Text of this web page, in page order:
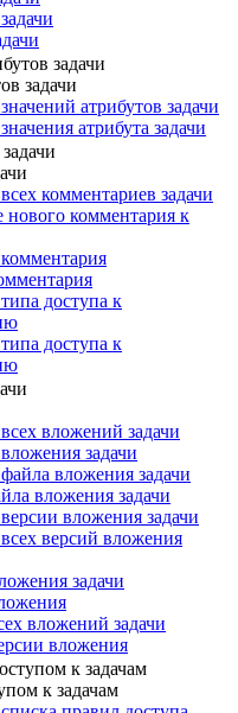
задачи
задачи
атрибутов задачи
атрибута задачи
комментариев задачи
нового комментария к
доступа к
доступа к
вложений задачи
задачи
вложения задачи
вложения задачи
вложения задачи
версий вложения
задачи
вложений задачи
вложения
к задачам
к задачам